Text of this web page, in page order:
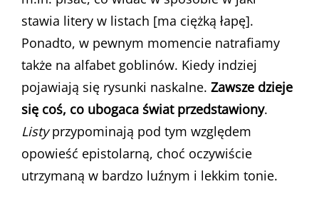
stawia litery w listach [ma ciężką łapę].
Ponadto, w pewnym momencie natrafiamy
także na alfabet goblinów. Kiedy indziej
pojawiają się rysunki naskalne. Zawsze dzieje
się coś, co ubogaca świat przedstawiony.
Listyprzypominają pod tym względem
opowieść epistolarną, choć oczywiście
utrzymaną w bardzo luźnym i lekkim tonie.